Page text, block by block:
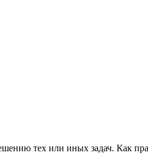
тех или иных задач. Как